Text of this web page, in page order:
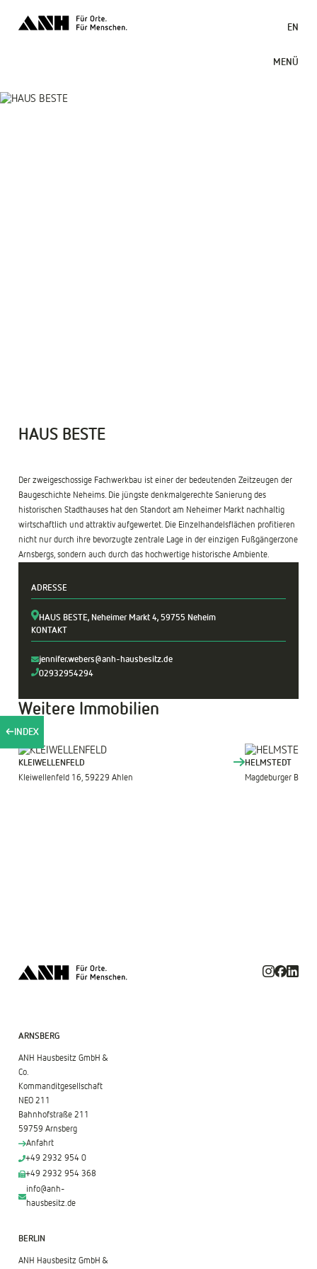
EN
MENÜ
HAUS BESTE
Der zweigeschossige Fachwerkbau ist einer der bedeutenden Zeitzeugen der
Baugeschichte Neheims. Die jüngste denkmalgerechte Sanierung des
historischen Stadthauses hat den Standort am Neheimer Markt nachhaltig
wirtschaftlich und attraktiv aufgewertet. Die Einzelhandelsflächen profitieren
nicht nur durch ihre bevorzugte zentrale Lage in der einzigen Fußgängerzone
Arnsbergs, sondern auch durch das hochwertige historische Ambiente.
+
−
ADRESSE
HAUS BESTE, Neheimer Markt 4, 59755 Neheim
KONTAKT
jennifer.webers@anh-hausbesitz.de
02932954294
Weitere Immobilien
KLEIWELLENFELD
Kleiwellenfeld 16, 59229 Ahlen
HELMSTEDT
Magdeburger Berg
INDEX
ARNSBERG
ANH Hausbesitz GmbH &
Co.
Kommanditgesellschaft
NEO 211
Bahnhofstraße 211
59759 Arnsberg
Anfahrt
+49 2932 954 0
+49 2932 954 368
info@anh-
hausbesitz.de
BERLIN
ANH Hausbesitz GmbH &